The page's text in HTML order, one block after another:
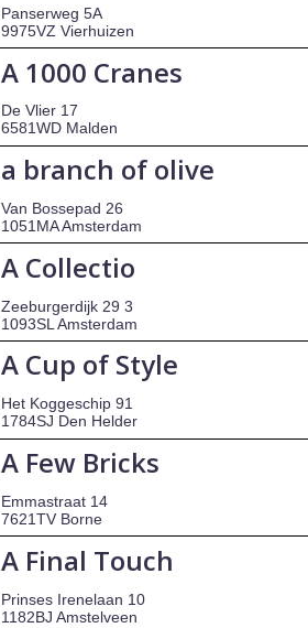
Panserweg 5A
9975VZ Vierhuizen
A 1000 Cranes
De Vlier 17
6581WD Malden
a branch of olive
Van Bossepad 26
1051MA Amsterdam
A Collectio
Zeeburgerdijk 29 3
1093SL Amsterdam
A Cup of Style
Het Koggeschip 91
1784SJ Den Helder
A Few Bricks
Emmastraat 14
7621TV Borne
A Final Touch
Prinses Irenelaan 10
1182BJ Amstelveen